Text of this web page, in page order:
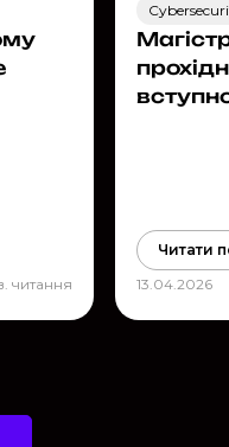
читання
Читати
13.04.2026